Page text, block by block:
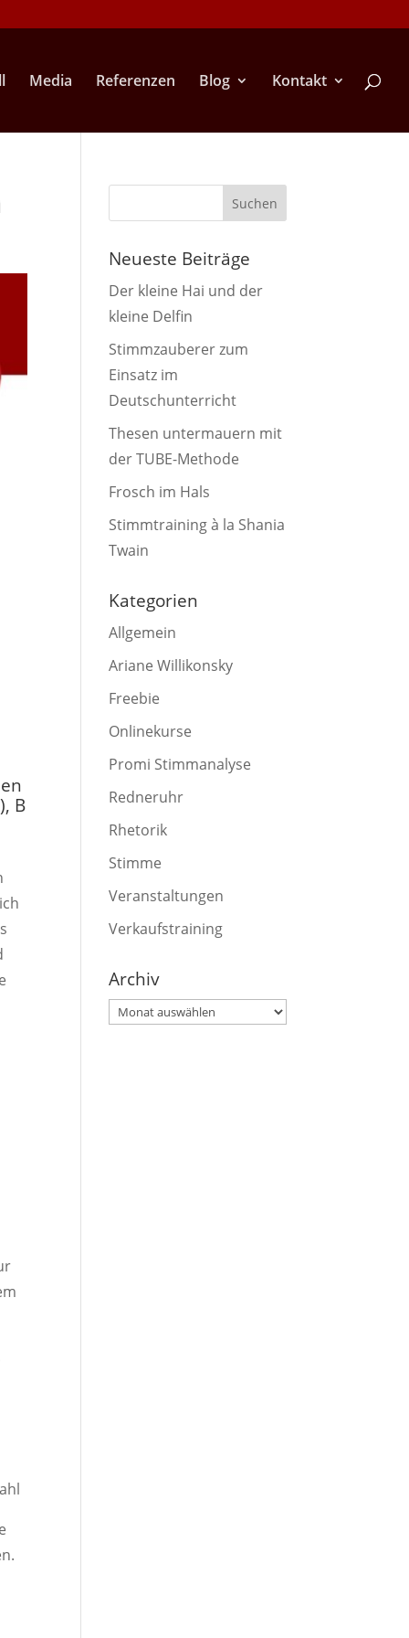
Media Referenzen Blog Kontakt
B
Neueste Beiträge
Der kleine Hai und der
kleine Delfin
Stimmzauberer zum
Einsatz im
Deutschunterricht
Thesen untermauern mit
der TUBE-Methode
Frosch im Hals
Stimmtraining à la Shania
Twain
Kategorien
Allgemein
Ariane Willikonsky
Freebie
Onlinekurse
Promi Stimmanalyse
Redneruhr
Rhetorik
Stimme
Veranstaltungen
Verkaufstraining
Archiv
Archiv